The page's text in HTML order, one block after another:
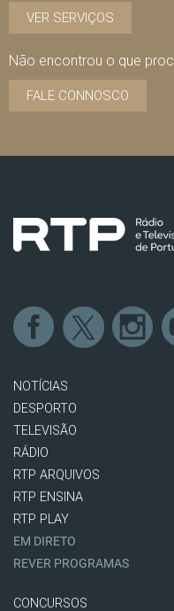
VER SERVIÇOS
Não encontrou o que
FALE CONNOSCO
NOTÍCIAS
DESPORTO
TELEVISÃO
RÁDIO
RTP ARQUIVOS
RTP ENSINA
RTP PLAY
EM DIRETO
REVER PROGRAMAS
CONCURSOS